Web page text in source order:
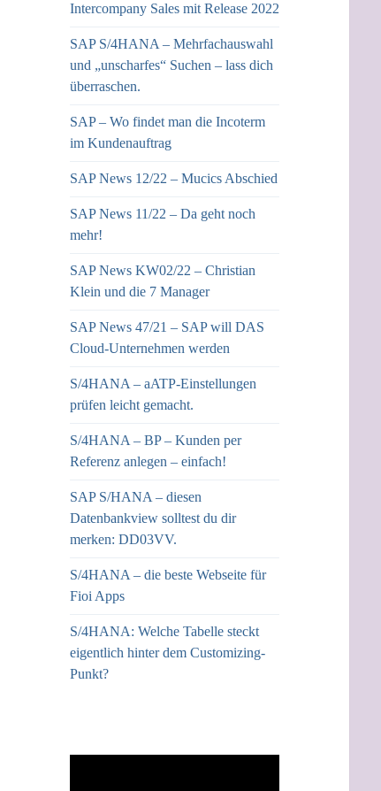
Intercompany Sales mit Release 2022
SAP S/4HANA – Mehrfachauswahl
und „unscharfes“ Suchen – lass dich
überraschen.
SAP – Wo findet man die Incoterm
im Kundenauftrag
SAP News 12/22 – Mucics Abschied
SAP News 11/22 – Da geht noch
mehr!
SAP News KW02/22 – Christian
Klein und die 7 Manager
SAP News 47/21 – SAP will DAS
Cloud-Unternehmen werden
S/4HANA – aATP-Einstellungen
prüfen leicht gemacht.
S/4HANA – BP – Kunden per
Referenz anlegen – einfach!
SAP S/HANA – diesen
Datenbankview solltest du dir
merken: DD03VV.
S/4HANA – die beste Webseite für
Fioi Apps
S/4HANA: Welche Tabelle steckt
eigentlich hinter dem Customizing-
Punkt?